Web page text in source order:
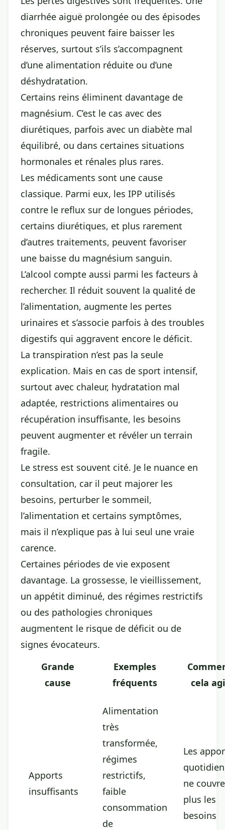
diarrhée aiguë prolongée ou des épisodes
chroniques peuvent faire baisser les
réserves, surtout s’ils s’accompagnent
d’une alimentation réduite ou d’une
déshydratation.
Certains reins éliminent davantage de
magnésium. C’est le cas avec des
diurétiques, parfois avec un diabète mal
équilibré, ou dans certaines situations
hormonales et rénales plus rares.
Les médicaments sont une cause
classique. Parmi eux, les IPP utilisés
contre le reflux sur de longues périodes,
certains diurétiques, et plus rarement
d’autres traitements, peuvent favoriser
une baisse du magnésium sanguin.
L’alcool compte aussi parmi les facteurs à
rechercher. Il réduit souvent la qualité de
l’alimentation, augmente les pertes
urinaires et s’associe parfois à des troubles
digestifs qui aggravent encore le déficit.
La transpiration n’est pas la seule
explication. Mais en cas de sport intensif,
surtout avec chaleur, hydratation mal
adaptée, restrictions alimentaires ou
récupération insuffisante, les besoins
peuvent augmenter et révéler un terrain
fragile.
Le stress est souvent cité. Je le nuance en
consultation, car il peut majorer les
besoins, perturber le sommeil,
l’alimentation et certains symptômes,
mais il n’explique pas à lui seul une vraie
carence.
Certaines périodes de vie exposent
davantage. La grossesse, le vieillissement,
un appétit diminué, des régimes restrictifs
ou des pathologies chroniques
augmentent le risque de déficit ou de
signes évocateurs.
Grande
cause
Exemples
fréquents
cela
Apports
insuffisants
Alimentation
très
transformée,
régimes
restrictifs,
faible
consommation
de
Les
ne
plus les
besoins